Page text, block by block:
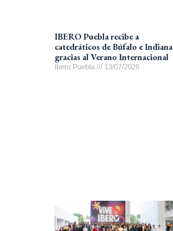
IBERO Puebla recibe a
catedráticos de Búfalo e Indiana
gracias al Verano Internacional
Ibero Puebla 13/07/2026